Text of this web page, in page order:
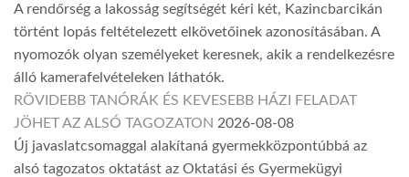
A rendőrség a lakosság segítségét kéri két, Kazincbarcikán
történt lopás feltételezett elkövetőinek azonosításában. A
nyomozók olyan személyeket keresnek, akik a rendelkezésre
álló kamerafelvételeken láthatók.
RÖVIDEBB TANÓRÁK ÉS KEVESEBB HÁZI FELADAT
JÖHET AZ ALSÓ TAGOZATON 2026-08-08
Új javaslatcsomaggal alakítaná gyermekközpontúbbá az
alsó tagozatos oktatást az Oktatási és Gyermekügyi